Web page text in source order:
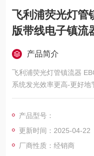
飞利浦荧光灯管
版带线电子镇流
产品简介
飞利浦荧光灯管镇流器
系统发光效率更高-更好地
无频闪—保护您的视力
产品型号：
更新时间：2025-04-22
厂商性质：经销商